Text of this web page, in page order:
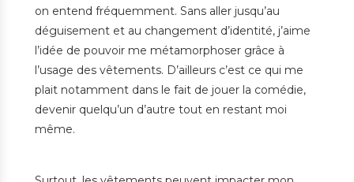
on entend fréquemment. Sans aller jusqu’au
déguisement et au changement d’identité, j’aime
l’idée de pouvoir me métamorphoser grâce à
l’usage des vêtements. D’ailleurs c’est ce qui me
plait notamment dans le fait de jouer la comédie,
devenir quelqu’un d’autre tout en restant moi
même.